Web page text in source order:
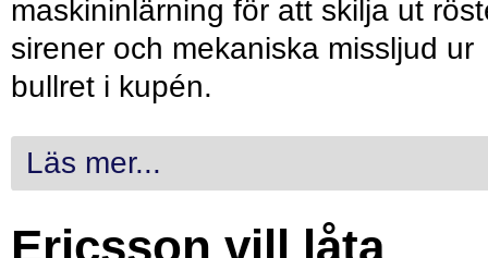
maskininlärning för att skilja ut
sirener och mekaniska missljud ur
bullret i kupén.
Läs mer...
Ericsson vill låta